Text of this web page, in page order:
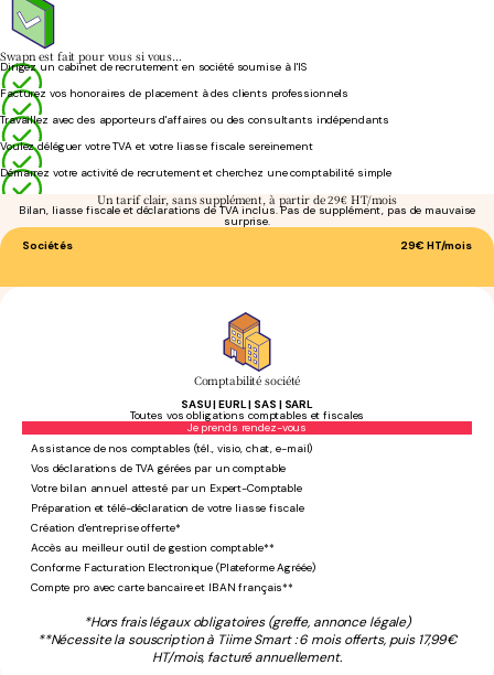
Swapn est fait pour vous si vous…
Dirigez un cabinet de recrutement en société soumise à l'IS
Facturez vos honoraires de placement à des clients professionnels
Travaillez avec des apporteurs d'affaires ou des consultants indépendants
Voulez déléguer votre TVA et votre liasse fiscale sereinement
Démarrez votre activité de recrutement et cherchez une comptabilité simple
Un tarif clair, sans supplément, à partir de 29€ HT/mois
Bilan, liasse fiscale et déclarations de TVA inclus. Pas de supplément, pas de mauvaise
surprise.
Sociétés
29€ HT/mois
Comptabilité société
SASU | EURL | SAS | SARL
Toutes vos obligations comptables et fiscales
Je prends rendez-vous
Sans engagement
Assistance de nos comptables (tél., visio, chat, e-mail)
Vos déclarations de TVA gérées par un comptable
Votre bilan annuel attesté par un Expert-Comptable
Préparation et télé-déclaration de votre liasse fiscale
Création d'entreprise offerte*
Accès au meilleur outil de gestion comptable**
Conforme Facturation Electronique (Plateforme Agréée)
Compte pro avec carte bancaire et IBAN français**
*Hors frais légaux obligatoires (greffe, annonce légale)
**Nécessite la souscription à Tiime Smart : 6 mois offerts, puis 17,99€
HT/mois, facturé annuellement.